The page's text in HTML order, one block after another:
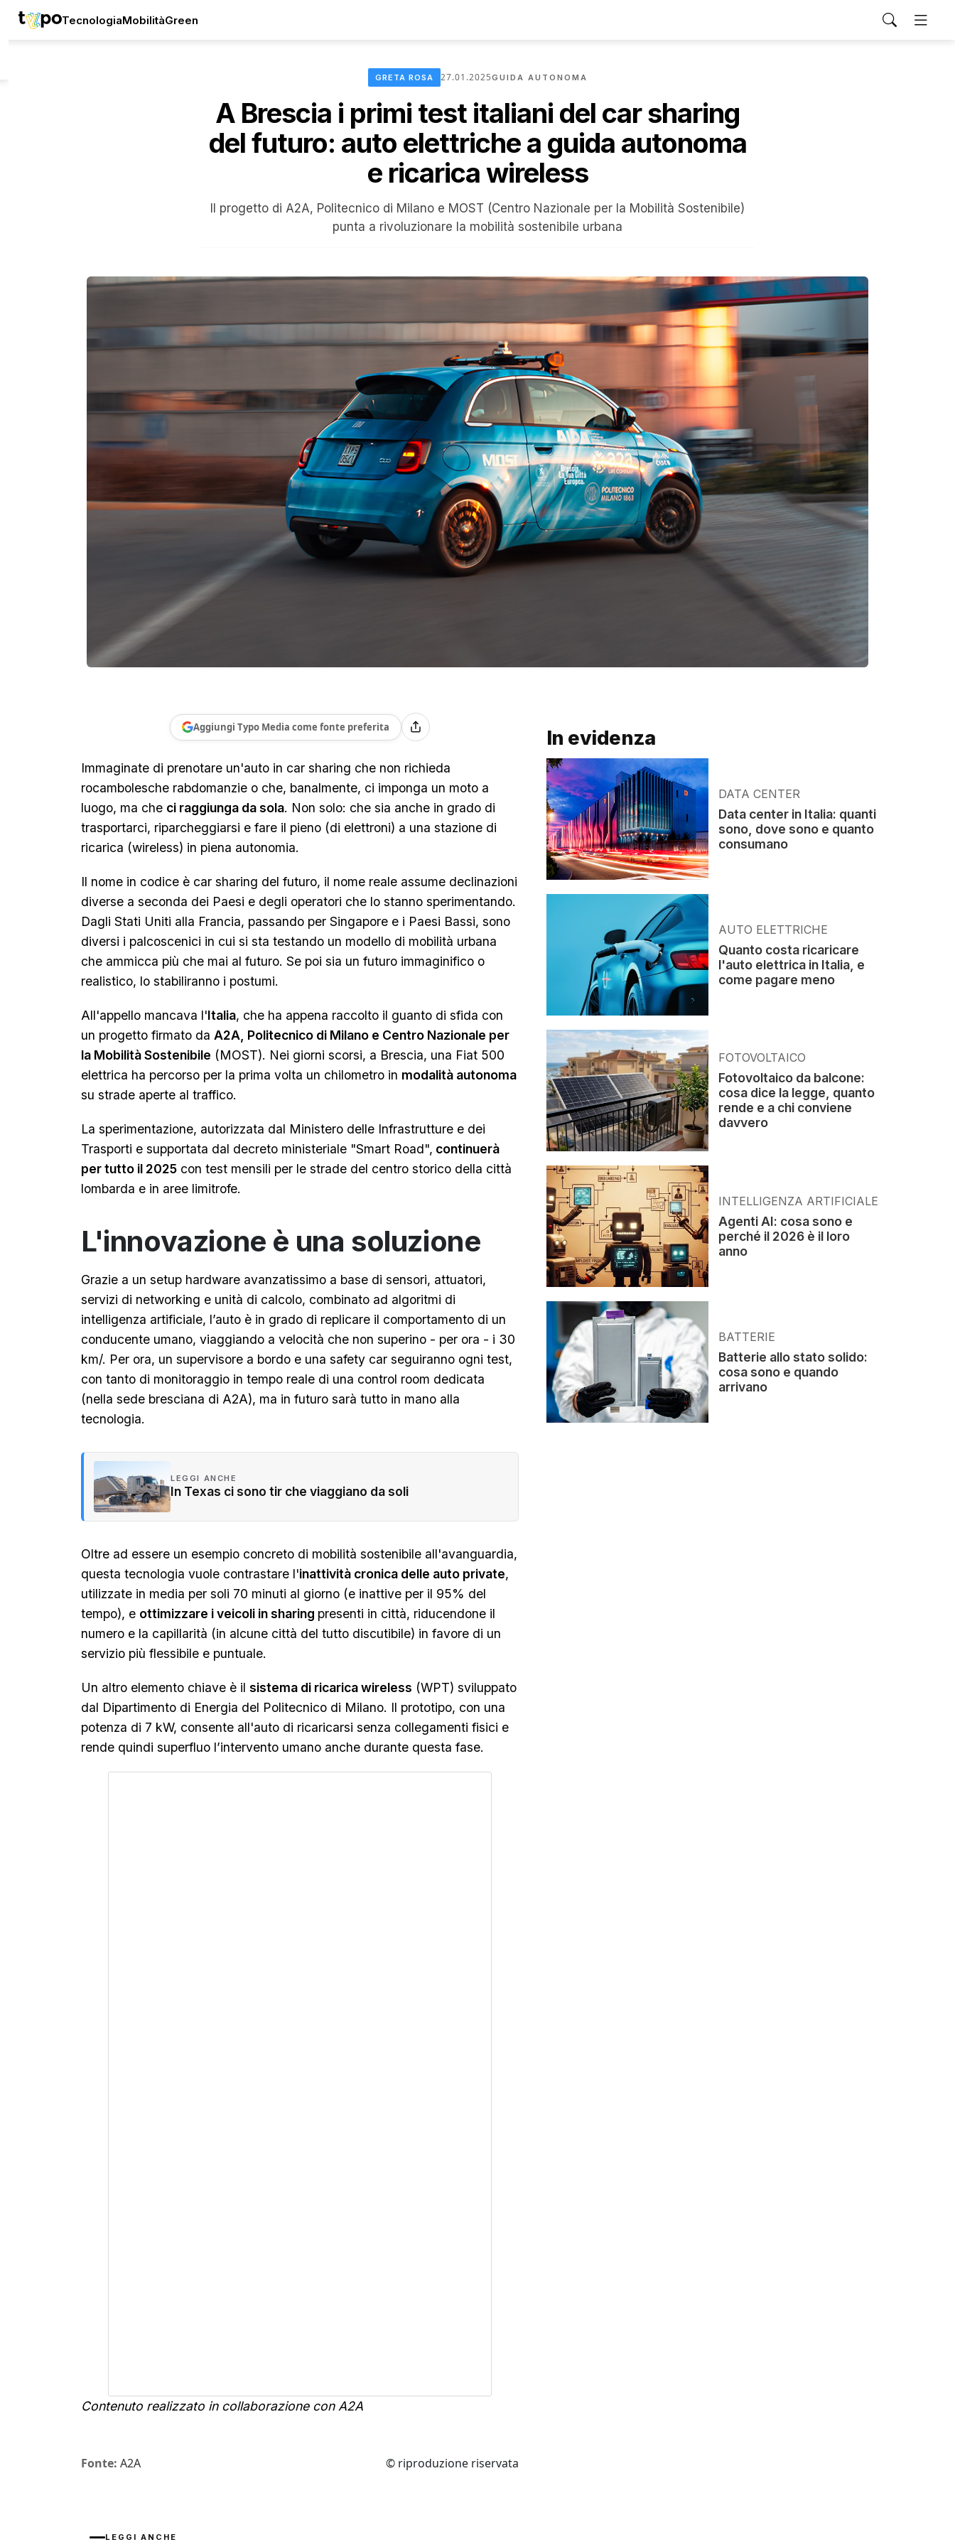
TecnologiaMobilitàGreen
GRETA ROSA 27.01.2025GUIDA AUTONOMA
A Brescia i primi test italiani del car sharing
del futuro: auto elettriche a guida autonoma
e ricarica wireless
Il progetto di A2A, Politecnico di Milano e MOST (Centro Nazionale per la Mobilità Sostenibile)
punta a rivoluzionare la mobilità sostenibile urbana
Aggiungi Typo Media come fonte preferita
Immaginate di prenotare un'auto in car sharing che non richieda
rocambolesche rabdomanzie o che, banalmente, ci imponga un moto a
luogo, ma che ci raggiunga da sola. Non solo: che sia anche in grado di
trasportarci, riparcheggiarsi e fare il pieno (di elettroni) a una stazione di
ricarica (wireless) in piena autonomia.
Il nome in codice è car sharing del futuro, il nome reale assume declinazioni
diverse a seconda dei Paesi e degli operatori che lo stanno sperimentando.
Dagli Stati Uniti alla Francia, passando per Singapore e i Paesi Bassi, sono
diversi i palcoscenici in cui si sta testando un modello di mobilità urbana
che ammicca più che mai al futuro. Se poi sia un futuro immaginifico o
realistico, lo stabiliranno i postumi.
All'appello mancava l'Italia, che ha appena raccolto il guanto di sfida con
un progetto firmato da A2A, Politecnico di Milano e Centro Nazionale per
la Mobilità Sostenibile (MOST). Nei giorni scorsi, a Brescia, una Fiat 500
elettrica ha percorso per la prima volta un chilometro in modalità autonoma
su strade aperte al traffico.
La sperimentazione, autorizzata dal Ministero delle Infrastrutture e dei
Trasporti e supportata dal decreto ministeriale "Smart Road", continuerà
per tutto il 2025 con test mensili per le strade del centro storico della città
lombarda e in aree limitrofe.
L'innovazione è una soluzione
Grazie a un setup hardware avanzatissimo a base di sensori, attuatori,
servizi di networking e unità di calcolo, combinato ad algoritmi di
intelligenza artificiale, l’auto è in grado di replicare il comportamento di un
conducente umano, viaggiando a velocità che non superino - per ora - i 30
km/. Per ora, un supervisore a bordo e una safety car seguiranno ogni test,
con tanto di monitoraggio in tempo reale di una control room dedicata
(nella sede bresciana di A2A), ma in futuro sarà tutto in mano alla
tecnologia.
LEGGI ANCHE
In Texas ci sono tir che viaggiano da soli
Oltre ad essere un esempio concreto di mobilità sostenibile all'avanguardia,
questa tecnologia vuole contrastare l'inattività cronica delle auto private,
utilizzate in media per soli 70 minuti al giorno (e inattive per il 95% del
tempo), e ottimizzare i veicoli in sharing presenti in città, riducendone il
numero e la capillarità (in alcune città del tutto discutibile) in favore di un
servizio più flessibile e puntuale.
Un altro elemento chiave è il sistema di ricarica wireless (WPT) sviluppato
dal Dipartimento di Energia del Politecnico di Milano. Il prototipo, con una
potenza di 7 kW, consente all'auto di ricaricarsi senza collegamenti fisici e
rende quindi superfluo l’intervento umano anche durante questa fase.
Contenuto realizzato in collaborazione con A2A
Fonte: A2A © riproduzione riservata
LEGGI ANCHE
In evidenza
DATA CENTER
Data center in Italia: quanti
sono, dove sono e quanto
consumano
AUTO ELETTRICHE
Quanto costa ricaricare
l'auto elettrica in Italia, e
come pagare meno
FOTOVOLTAICO
Fotovoltaico da balcone:
cosa dice la legge, quanto
rende e a chi conviene
davvero
INTELLIGENZA ARTIFICIALE
Agenti AI: cosa sono e
perché il 2026 è il loro
anno
BATTERIE
Batterie allo stato solido:
cosa sono e quando
arrivano